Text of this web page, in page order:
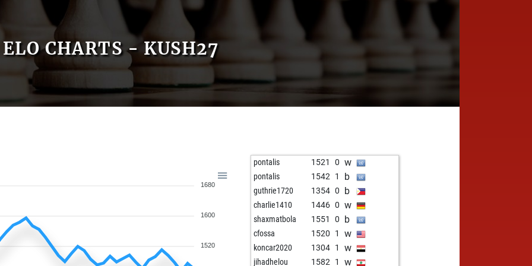
ELO CHARTS - KUSH27
1680
1600
1520
pontalis 1521 0 w
pontalis 1542 1 b
guthrie1720 1354 0 b
charlie1410 1446 0 w
shaxmatbola 1551 0 b
cfossa 1520 1 w
koncar2020 1304 1 w
jihadhelou 1582 1 w